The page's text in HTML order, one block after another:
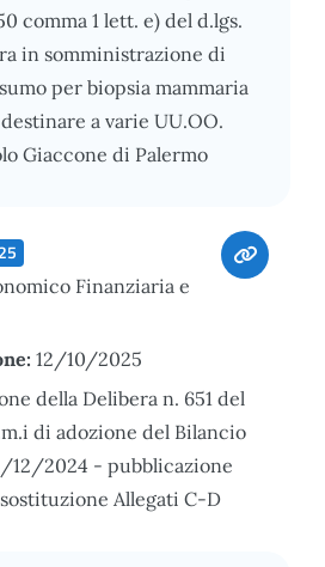
comma 1 lett. e) del d.lgs.
in somministrazione di
per biopsia mammaria
a varie UU.OO.
Giaccone di Palermo
Finanziaria e
12/10/2025
della Delibera n. 651 del
di adozione del Bilancio
12/2024 - pubblicazione
Allegati C-D